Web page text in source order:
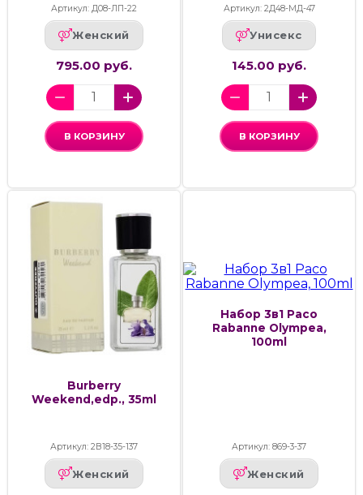
Артикул: Д08-ЛП-22
Женский
795.00 руб.
В КОРЗИНУ
Артикул: 2Д48-МД-47
Унисекс
145.00 руб.
В КОРЗИНУ
Burberry
Weekend,edp., 35ml
Артикул: 2В18-35-137
Женский
Набор 3в1 Paco
Rabanne Olympea,
100ml
Артикул: 869-3-37
Женский